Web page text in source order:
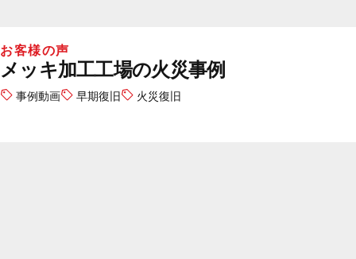
お客様の声
メッキ加工工場の火災事例
事例動画 早期復旧 火災復旧